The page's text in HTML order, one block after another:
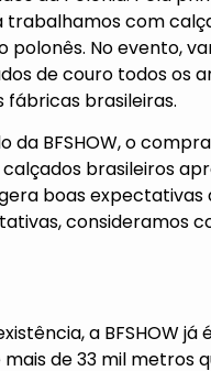
trabalhamos com
polonês. No evento,
de couro todos os
fábricas brasileiras.
BFSHOW, o
calçados brasileiros
boas
consideramos
a BFSHOW
de 33 mil metros